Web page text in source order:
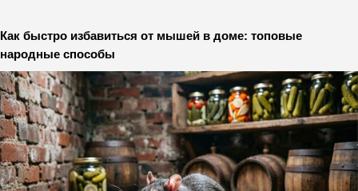
Как быстро избавиться от мышей в доме: топовые
народные способы